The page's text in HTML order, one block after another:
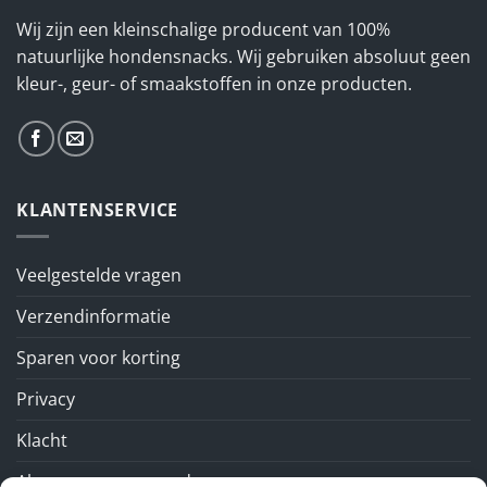
Wij zijn een kleinschalige producent van 100%
natuurlijke hondensnacks. Wij gebruiken absoluut geen
kleur-, geur- of smaakstoffen in onze producten.
KLANTENSERVICE
Veelgestelde vragen
Verzendinformatie
Sparen voor korting
Privacy
Klacht
Algemene voorwaarden